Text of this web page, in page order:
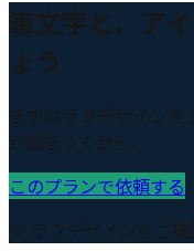
筆文字と、ア
ょう
まずはラフデザイン
が固まってから。
このプランで依頼する
※ ラフデザインをご